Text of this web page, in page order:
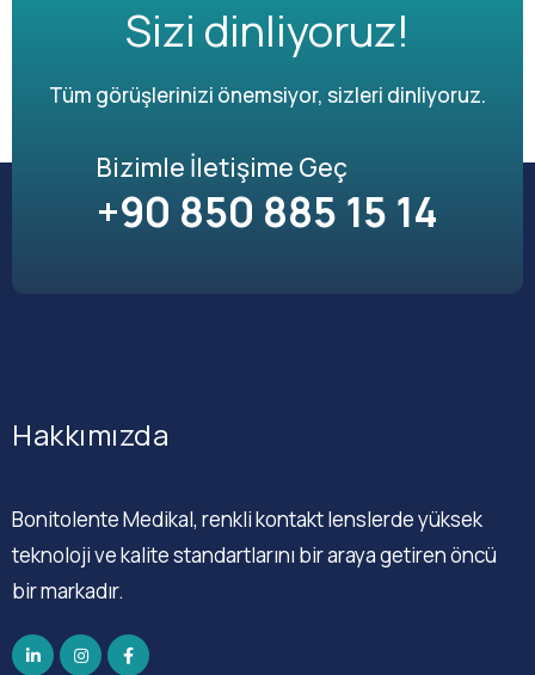
Sizi dinliyoruz!
Tüm görüşlerinizi önemsiyor, sizleri dinliyoruz.
Bizimle İletişime Geç
+90 850 885 15 14
Hakkımızda
Bonitolente Medikal, renkli kontakt lenslerde yüksek
teknoloji ve kalite standartlarını bir araya getiren öncü
bir markadır.